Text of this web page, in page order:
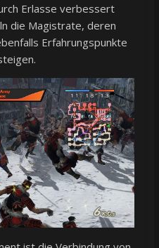
Erlasse verbessert
die Magistrate, deren
Erfahrungspunkte